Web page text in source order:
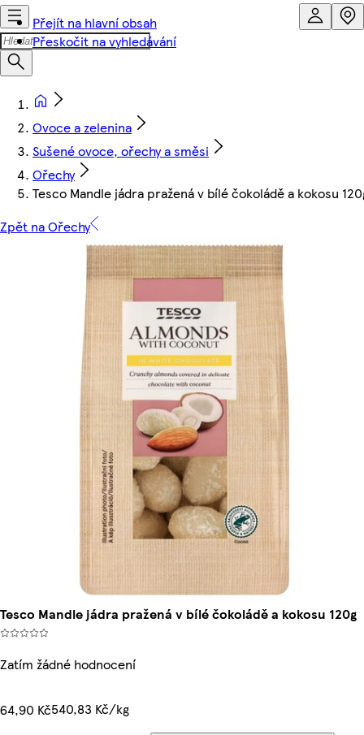
Přejít na hlavní obsah
Přeskočit na vyhledávání
Ovoce a zelenina
Sušené ovoce, ořechy a směsi
Ořechy
Tesco Mandle jádra pražená v bílé čokoládě a kokosu
Zpět na Ořechy
Tesco Mandle jádra pražená v bílé čokoládě a kokosu 120g
Zatím žádné hodnocení
64,90 Kč540,83 Kč/kg